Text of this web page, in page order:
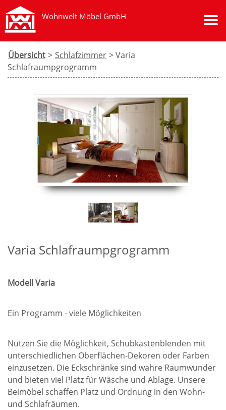
Wohnwelt Möbel GmbH
Übersicht > Schlafzimmer > Varia
Schlafraumpgrogramm
Varia Schlafraumpgrogramm
Modell Varia
Ein Programm - viele Möglichkeiten
Nutzen Sie die Möglichkeit, Schubkastenblenden mit
unterschiedlichen Oberflächen-Dekoren oder Farben
einzusetzen. Die Eckschränke sind wahre Raumwunder
und bieten viel Platz für Wäsche und Ablage. Unsere
Beimöbel schaffen Platz und Ordnung in den Wohn-
und Schlafräumen.